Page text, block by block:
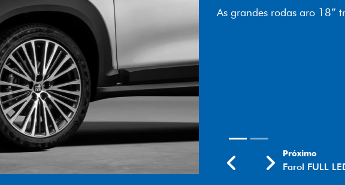
Tecnologia dos faróis
Próximo
Rodas aro 18"
PreviousNext